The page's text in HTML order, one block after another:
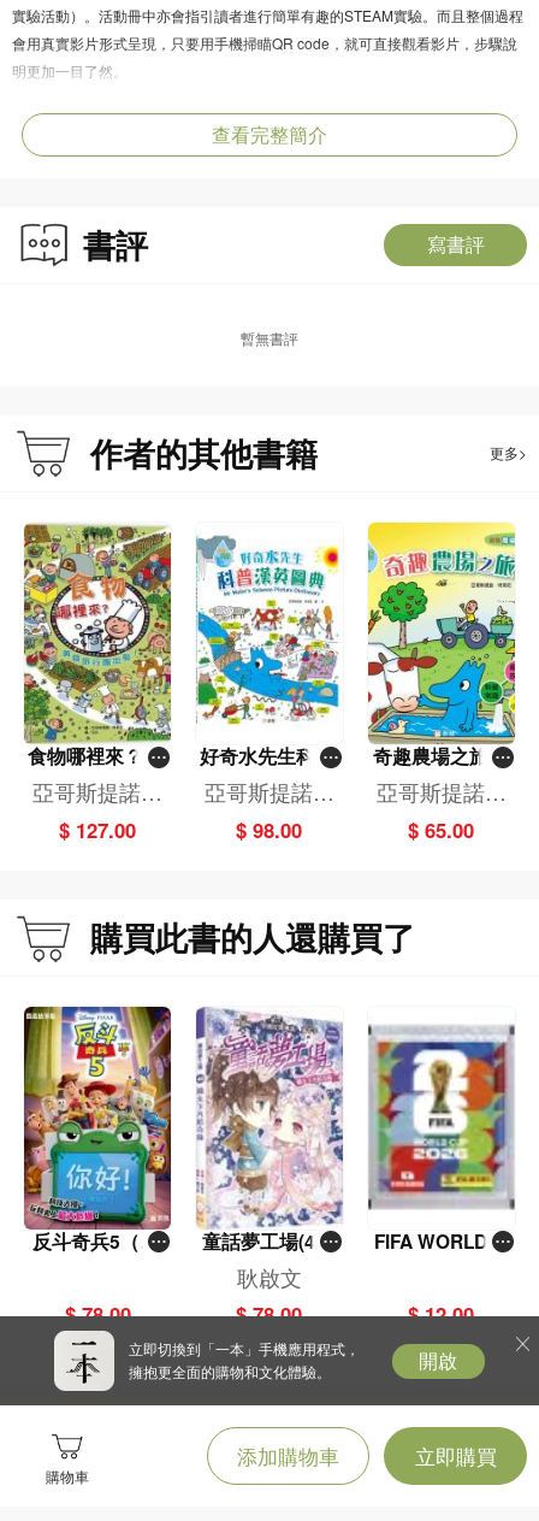
購物車
添加購物車 立即購買
實驗活動）。活動冊中亦會指引讀者進行簡單有趣的STEAM實驗。而且整個過程
會用真實影片形式呈現，只要用手機掃瞄QR code，就可直接觀看影片，步驟說
明更加一目了然。
水除了飲用，還有哪些用途？
風是怎樣形成的？為我們帶來了什麼好處？
《好奇水先生》的主角水先生遍布世界每個角落，你跟著他到處旅行，將會發現
一個又一個自然科學的秘密。
險》，主題都圍繞小學科學科四大範疇之一「物質、能量和變化」，以故事形式
學練習題（題型超過10種）、科學詞彙、延伸知識、高階思考題等輔助學習資
源，並附有STEAM實驗活動影片示範。
查看完整簡介
書評 寫書評
暫無書評
作者的其他書籍 更多>
食物哪裡來？美
食旅行團出發！
（新版）（精）
亞哥斯提諾．
特萊尼
$ 127.00
好奇水先生科普
漢英圖典Mr Wat
er's Science Pi
cture Dictionary
亞哥斯提諾．
特萊尼
$ 98.00
奇趣農場之旅(1
3)[好奇水先生]
亞哥斯提諾．
特萊尼
$ 65.00
購買此書的人還購買了
反斗奇兵5（圖
$ 78.00
童話夢工場(40)
——織女下凡結
奇緣
耿啟文
$ 78.00
FIFA WORLD C
包）
$ 12.00
立即切換到「一本」手機應用程式，
擁抱更全面的購物和文化體驗。
開啟